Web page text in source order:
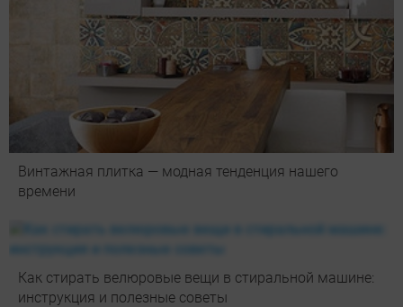
Винтажная плитка — модная тенденция нашего
времени
Как стирать велюровые вещи в стиральной машине:
инструкция и полезные советы